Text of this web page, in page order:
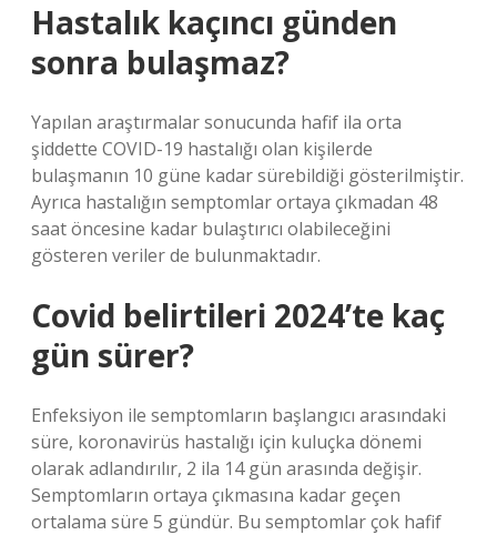
Hastalık kaçıncı günden
sonra bulaşmaz?
Yapılan araştırmalar sonucunda hafif ila orta
şiddette COVID-19 hastalığı olan kişilerde
bulaşmanın 10 güne kadar sürebildiği gösterilmiştir.
Ayrıca hastalığın semptomlar ortaya çıkmadan 48
saat öncesine kadar bulaştırıcı olabileceğini
gösteren veriler de bulunmaktadır.
Covid belirtileri 2024’te kaç
gün sürer?
Enfeksiyon ile semptomların başlangıcı arasındaki
süre, koronavirüs hastalığı için kuluçka dönemi
olarak adlandırılır, 2 ila 14 gün arasında değişir.
Semptomların ortaya çıkmasına kadar geçen
ortalama süre 5 gündür. Bu semptomlar çok hafif